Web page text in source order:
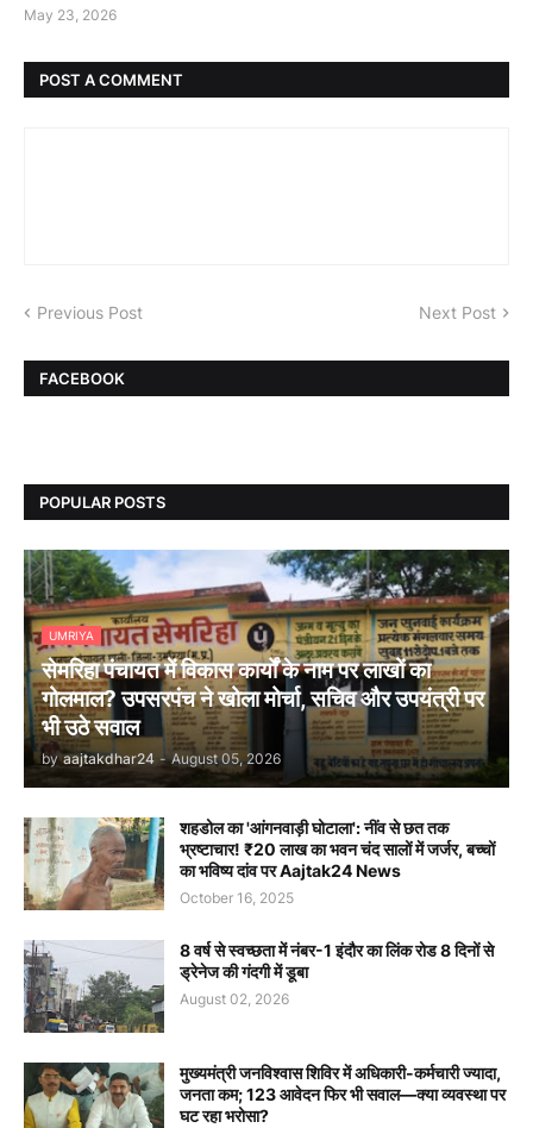
May 23, 2026
POST A COMMENT
Previous Post Next Post
FACEBOOK
POPULAR POSTS
UMRIYA
सेमरिहा पंचायत में विकास कार्यों के नाम पर लाखों का
गोलमाल? उपसरपंच ने खोला मोर्चा, सचिव और उपयंत्री पर
भी उठे सवाल
by aajtakdhar24 - August 05, 2026
शहडोल का 'आंगनवाड़ी घोटाला': नींव से छत तक
भ्रष्टाचार! ₹20 लाख का भवन चंद सालों में जर्जर, बच्चों
का भविष्य दांव पर Aajtak24 News
October 16, 2025
8 वर्ष से स्वच्छता में नंबर-1 इंदौर का लिंक रोड 8 दिनों से
ड्रेनेज की गंदगी में डूबा
August 02, 2026
मुख्यमंत्री जनविश्वास शिविर में अधिकारी-कर्मचारी ज्यादा,
जनता कम; 123 आवेदन फिर भी सवाल—क्या व्यवस्था पर
घट रहा भरोसा?